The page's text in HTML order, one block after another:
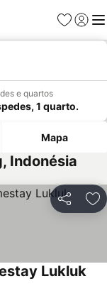
Favoritos
Iniciar
e quartos
1 quarto.
Mapa
Indonésia
Partilhar
Lukluk